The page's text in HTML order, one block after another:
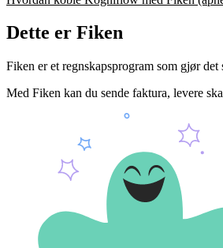
Dette er Fiken
Fiken er et regnskapsprogram som gjør det
Med Fiken kan du sende faktura, levere